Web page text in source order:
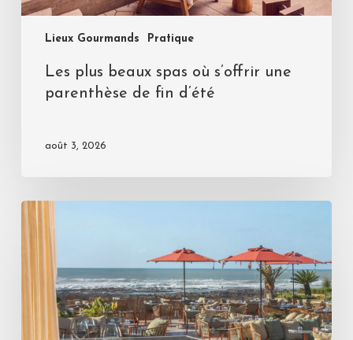
Lieux Gourmands Pratique
Les plus beaux spas où s’offrir une
parenthèse de fin d’été
août 3, 2026